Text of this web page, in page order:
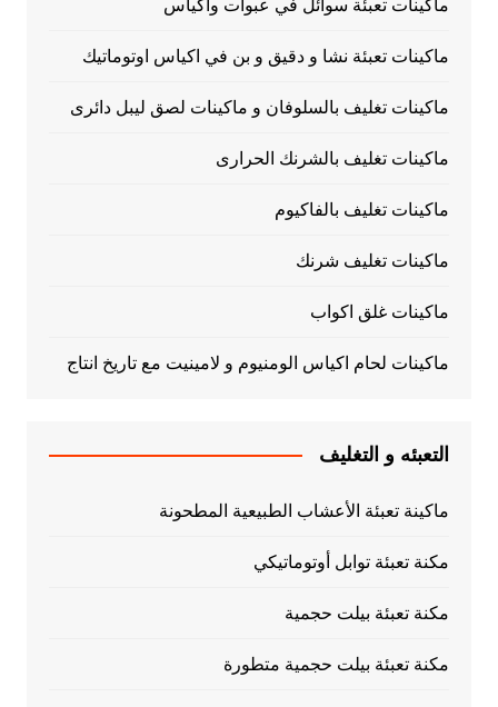
ماكينات تعبئة سوائل في عبوات وأكياس
ماكينات تعبئة نشا و دقيق و بن في اكياس اوتوماتيك
ماكينات تغليف بالسلوفان و ماكينات لصق ليبل دائرى
ماكينات تغليف بالشرنك الحرارى
ماكينات تغليف بالفاكيوم
ماكينات تغليف شرنك
ماكينات غلق اكواب
ماكينات لحام اكياس الومنيوم و لامينيت مع تاريخ انتاج
التعبئه و التغليف
ماكينة تعبئة الأعشاب الطبيعية المطحونة
مكنة تعبئة توابل أوتوماتيكي
مكنة تعبئة بيلت حجمية
مكنة تعبئة بيلت حجمية متطورة